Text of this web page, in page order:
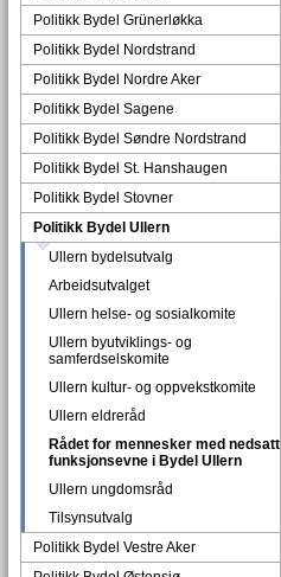
Politikk Bydel Grünerløkka
Politikk Bydel Nordstrand
Politikk Bydel Nordre Aker
Politikk Bydel Sagene
Politikk Bydel Søndre Nordstrand
Politikk Bydel St. Hanshaugen
Politikk Bydel Stovner
Politikk Bydel Ullern
Ullern bydelsutvalg
Arbeidsutvalget
Ullern helse- og sosialkomite
Ullern byutviklings- og
samferdselskomite
Ullern kultur- og oppvekstkomite
Ullern eldreråd
Rådet for mennesker med nedsatt
funksjonsevne i Bydel Ullern
Ullern ungdomsråd
Tilsynsutvalg
Politikk Bydel Vestre Aker